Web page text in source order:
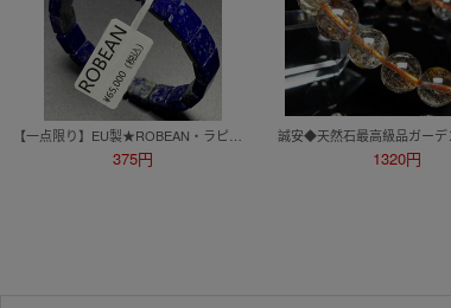
375円 1320円